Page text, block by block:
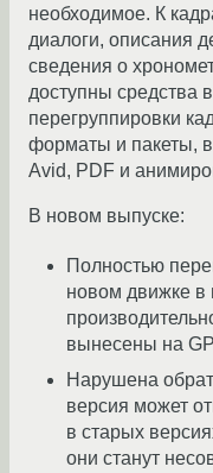
необходимое. К
диалоги, описания
сведения о
доступны средства
перегруппировки
форматы и пакеты,
Avid, PDF и
В новом выпуске:
Полностью
новом движке в
вынесены на
Нарушена
версия может
в старых
они станут